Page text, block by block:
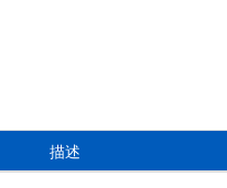
描述